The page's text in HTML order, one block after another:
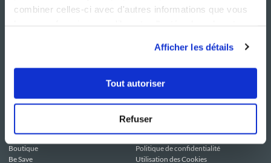
combiner celles-ci avec d'autres informations que vous
Afficher les détails
Tout autoriser
Refuser
NOS SITES
Le Mag'
Boutique
Be Save
SERVICE CONSO
Contactez-nous
Mentions légales
Politique de confidentialité
Utilisation des Cookies